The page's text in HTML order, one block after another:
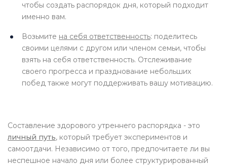
чтобы создать распорядок дня, который подходит
именно вам.
Возьмите на себя ответственность: поделитесь
своими целями с другом или членом семьи, чтобы
взять на себя ответственность. Отслеживание
своего прогресса и празднование небольших
побед также могут поддерживать вашу мотивацию.
Составление здорового утреннего распорядка - это
личный путь, который требует экспериментов и
самоотдачи. Независимо от того, предпочитаете ли вы
неспешное начало дня или более структурированный